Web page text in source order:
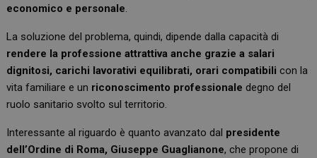
economico e personale.
La soluzione del problema, quindi, dipende dalla capacità di
rendere la professione attrattiva anche grazie a salari
dignitosi, carichi lavorativi equilibrati, orari compatibili con la
vita familiare e un riconoscimento professionale degno del
ruolo sanitario svolto sul territorio.
Interessante al riguardo è quanto avanzato dal presidente
dell’Ordine di Roma, Giuseppe Guaglianone, che propone di